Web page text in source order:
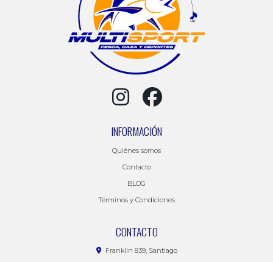
INFORMACIÓN
Quiénes somos
Contacto
BLOG
Términos y Condiciones
CONTACTO
Franklin 839, Santiago